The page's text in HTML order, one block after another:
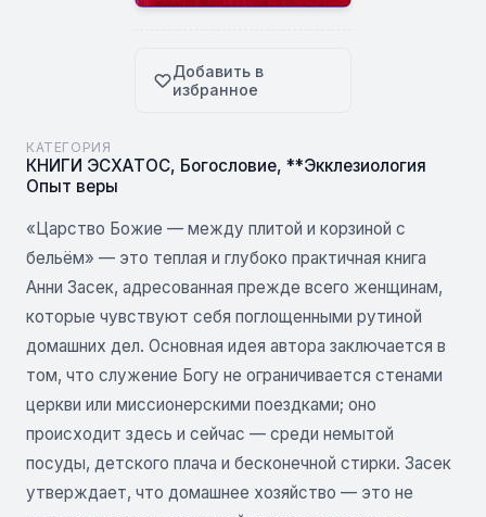
Добавить в
избранное
КАТЕГОРИЯ
КНИГИ ЭСХАТОС, Богословие, **Экклезиология
Опыт веры
«Царство Божие — между плитой и корзиной с
бельём» — это теплая и глубоко практичная книга
Анни Засек, адресованная прежде всего женщинам,
которые чувствуют себя поглощенными рутиной
домашних дел. Основная идея автора заключается в
том, что служение Богу не ограничивается стенами
церкви или миссионерскими поездками; оно
происходит здесь и сейчас — среди немытой
посуды, детского плача и бесконечной стирки. Засек
утверждает, что домашнее хозяйство — это не